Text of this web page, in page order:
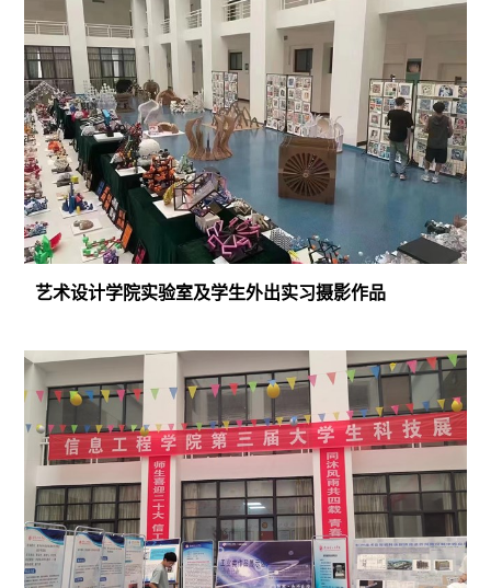
艺术设计学院实验室及学生外出实习摄影作品